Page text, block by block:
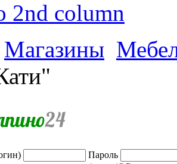
2nd column
Магазины
Пароль